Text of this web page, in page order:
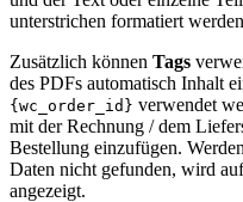
unterstrichen formatiert
Zusätzlich können Tags
des PDFs automatisch Inhalt
{wc_order_id} verwendet
mit der Rechnung / dem
Bestellung einzufügen.
Daten nicht gefunden, wird
angezeigt.